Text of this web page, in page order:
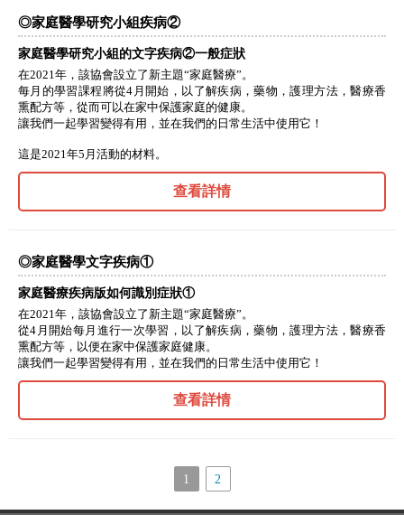
◎家庭醫學研究小組疾病②
家庭醫學研究小組的文字疾病②一般症狀
在2021年，該協會設立了新主題“家庭醫療”。
每月的學習課程將從4月開始，以了解疾病，藥物，護理方法，醫療香
熏配方等，從而可以在家中保護家庭的健康。
讓我們一起學習變得有用，並在我們的日常生活中使用它！
這是2021年5月活動的材料。
查看詳情
◎家庭醫學文字疾病①
家庭醫療疾病版如何識別症狀①
在2021年，該協會設立了新主題“家庭醫療”。
從4月開始每月進行一次學習，以了解疾病，藥物，護理方法，醫療香
熏配方等，以便在家中保護家庭健康。
讓我們一起學習變得有用，並在我們的日常生活中使用它！
查看詳情
1 2